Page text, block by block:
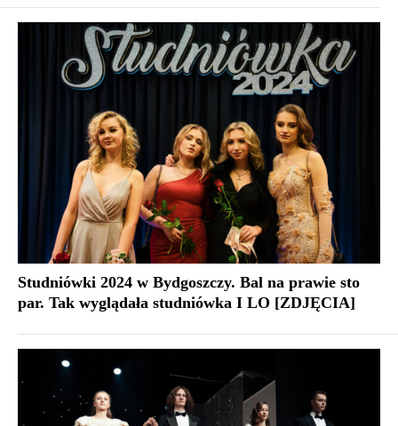
Studniówki 2024 w Bydgoszczy. Bal na prawie sto
par. Tak wyglądała studniówka I LO [ZDJĘCIA]